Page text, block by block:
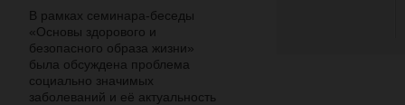
В рамках семинара-беседы
«Основы здорового и
безопасного образа жизни»
была обсуждена проблема
социально значимых
заболеваний и её актуальность